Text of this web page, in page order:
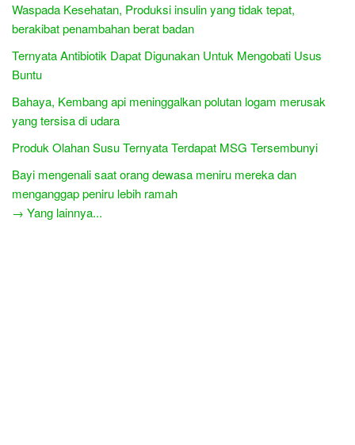
Waspada Kesehatan, Produksi insulin yang tidak tepat,
berakibat penambahan berat badan
Ternyata Antibiotik Dapat Digunakan Untuk Mengobati Usus
Buntu
Bahaya, Kembang api meninggalkan polutan logam merusak
yang tersisa di udara
Produk Olahan Susu Ternyata Terdapat MSG Tersembunyi
Bayi mengenali saat orang dewasa meniru mereka dan
menganggap peniru lebih ramah
→ Yang lainnya...